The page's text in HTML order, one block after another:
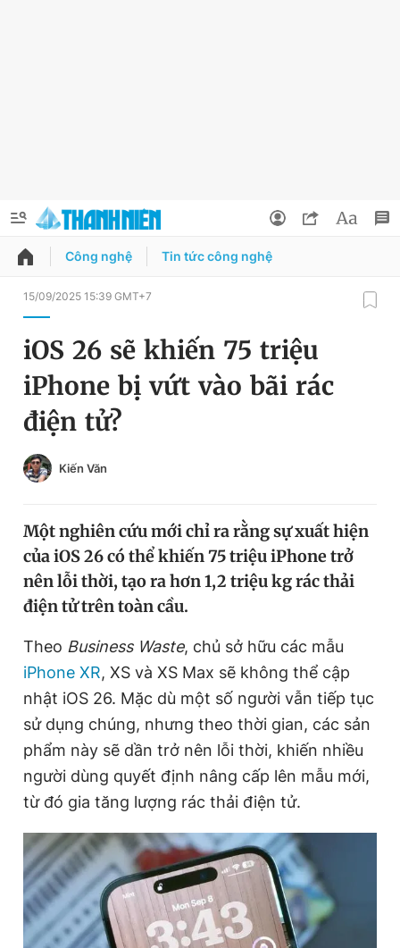
QUẢNG CÁO ĐẶT BÁO
Chuyên mục
Chuyên mục khác
Chào ngày mới
Tin 360
Video Magazine
Sản phẩm khác
Tiện ích Bạn cần biết
Thông tin tòa soạn Liên hệ quảng cáo
Đọc Thanh Niên trên điện thoại
Đổi mật khẩu
Tin đã lưu
Tin đã xem
Công nghệ Tin tức công nghệ
15/09/2025 15:39 GMT+7
iOS 26 sẽ khiến 75 triệu
iPhone bị vứt vào bãi rác
điện tử?
Kiến Văn
Một nghiên cứu mới chỉ ra rằng sự xuất hiện
của iOS 26 có thể khiến 75 triệu iPhone trở
nên lỗi thời, tạo ra hơn 1,2 triệu kg rác thải
điện tử trên toàn cầu.
Theo Business Waste, chủ sở hữu các mẫu
iPhone XR, XS và XS Max sẽ không thể cập
nhật iOS 26. Mặc dù một số người vẫn tiếp tục
sử dụng chúng, nhưng theo thời gian, các sản
phẩm này sẽ dần trở nên lỗi thời, khiến nhiều
người dùng quyết định nâng cấp lên mẫu mới,
từ đó gia tăng lượng rác thải điện tử.